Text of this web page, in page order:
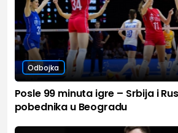
Odbojka
Posle 99 minuta igre – Srbija i
pobednika u Beogradu